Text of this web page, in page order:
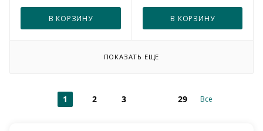
В КОРЗИНУ В КОРЗИНУ
ПОКАЗАТЬ ЕЩЕ
1 2 3 29 Все